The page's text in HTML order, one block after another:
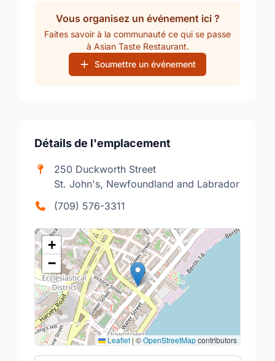
Vous organisez un événement ici ?
Faites savoir à la communauté ce qui se passe
à Asian Taste Restaurant.
Soumettre un événement
Détails de l'emplacement
250 Duckworth Street
St. John's, Newfoundland and Labrador
(709) 576-3311
+
−
Leaflet |©OpenStreetMapcontributors